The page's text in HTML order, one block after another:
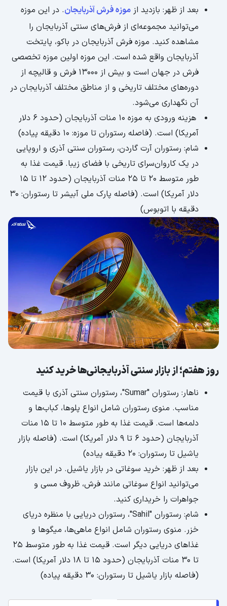
بعد از ظهر: بازدید از موزه فرش آذربایجان. در این موزه
می‌توانید مجموعه‌ای از فرش‌های سنتی آذربایجان را
مشاهده کنید. موزه فرش آذربایجان در باکو، پایتخت
آذربایجان واقع شده است. این موزه اولین موزه تخصصی
فرش در جهان است و بیش از 13000 فرش و قالیچه از
دوره‌های مختلف تاریخی و از مناطق مختلف آذربایجان در
آن نگهداری می‌شود.
هزینه ورودی به موزه 10 منات آذربایجان (حدود 6 دلار
آمریکا) است. (فاصله رستوران تا موزه: 10 دقیقه پیاده)
شام: رستوران آرت گاردن، رستوران سنتی آذری و اروپایی
در یک کاروان‌سرای تاریخی با فضای زیبا. قیمت غذا به
طور متوسط 20 تا 25 منات آذربایجان (حدود 12 تا 15
دلار آمریکا) است. (فاصله پارک ملی آبیشر تا رستوران: 30
دقیقه با اتوبوس)
روز هفتم؛ از بازار سنتی آذربایجانی‌ها خرید کنید
ناهار: رستوران "Sumar"، رستوران سنتی آذری با قیمت
مناسب. منوی رستوران شامل انواع پلوها، کباب‌ها و
دلمه‌ها است. قیمت غذا به طور متوسط 10 تا 15 منات
آذربایجان (حدود 6 تا 9 دلار آمریکا) است. (فاصله بازار
یاشیل تا رستوران: 20 دقیقه پیاده)
بعد از ظهر: خرید سوغاتی در بازار یاشیل. در این بازار
می‌توانید انواع سوغاتی مانند فرش، ظروف مسی و
جواهرات را خریداری کنید.
شام: رستوران "Sahil"، رستوران دریایی با منظره دریای
خزر. منوی رستوران شامل انواع ماهی‌ها، میگوها و
غذاهای دریایی دیگر است. قیمت غذا به طور متوسط 25
تا 30 منات آذربایجان (حدود 15 تا 18 دلار آمریکا) است.
(فاصله بازار یاشیل تا رستوران: 30 دقیقه پیاده)